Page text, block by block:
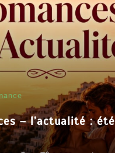
– l’actualité : été